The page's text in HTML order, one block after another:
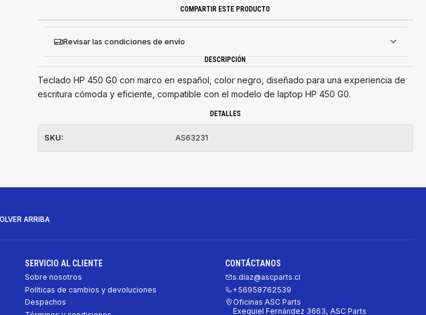
COMPARTIR ESTE PRODUCTO
Revisar las condiciones de envío
DESCRIPCIÓN
Teclado HP 450 G0 con marco en español, color negro, diseñado para una experiencia de
escritura cómoda y eficiente, compatible con el modelo de laptop HP 450 G0.
DETALLES
SKU: AS63231
ARRIBA
SERVICIO AL CLIENTE
Sobre nosotros
Políticas de cambios y devoluciones
Despachos
CONTÁCTANOS
s.diaz@ascparts.cl
+56958762539
Oficinas ASC Parts
Exequiel Fernández 3663, ASC Parts